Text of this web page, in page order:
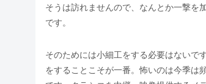
そうは訪れませんので、なんとか一撃を
です。
そのためには小細工をする必要はないで
をすることこそが一番。怖いのは今季は